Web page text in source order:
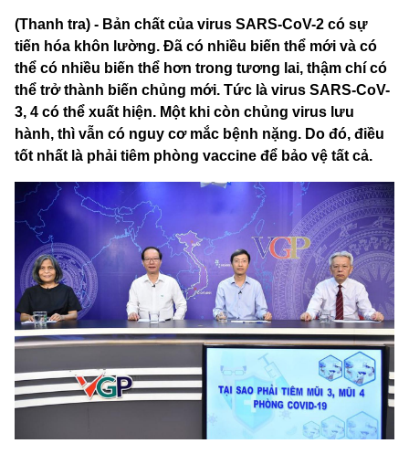
(Thanh tra) - Bản chất của virus SARS-CoV-2 có sự
tiến hóa khôn lường. Đã có nhiều biến thể mới và có
thể có nhiều biến thể hơn trong tương lai, thậm chí có
thể trở thành biến chủng mới. Tức là virus SARS-CoV-
3, 4 có thể xuất hiện. Một khi còn chủng virus lưu
hành, thì vẫn có nguy cơ mắc bệnh nặng. Do đó, điều
tốt nhất là phải tiêm phòng vaccine để bảo vệ tất cả.